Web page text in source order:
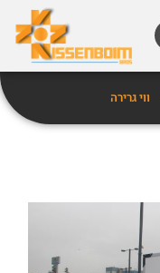
ווי גרירה